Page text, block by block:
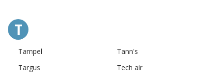
T
Tampel
Tann's
Targus
Tech air